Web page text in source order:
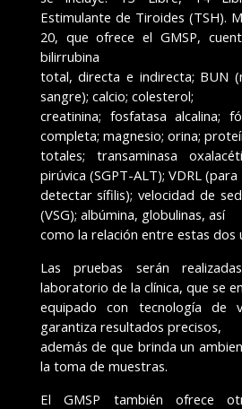
Estimulante de Tiroides (TSH).
20, que ofrece el GMSP,
bilirrubina
total, directa e indirecta; BUN
sangre); calcio; colesterol;
creatinina; fosfatasa alcalina;
completa; magnesio; orina;
totales; transaminasa
pirúvica (SGPT-ALT); VDRL (para
detectar sífilis); velocidad de
(VSG); albúmina, globulinas, así
como la relación entre estas dos
Las pruebas serán
laboratorio de la clínica, que se
equipado con tecnología de
garantiza resultados precisos,
además de que brinda un
la toma de muestras.
El GMSP también ofrece